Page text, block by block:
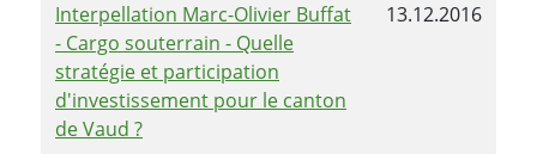
Interpellation Marc-Olivier Buffat
- Cargo souterrain - Quelle
stratégie et participation
d'investissement pour le canton
de Vaud ?
13.12.2016